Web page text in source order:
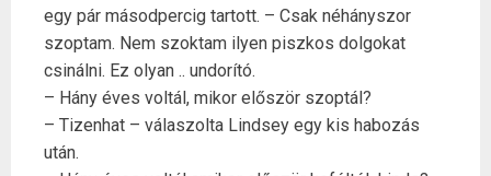
egy pár másodpercig tartott. – Csak néhányszor
szoptam. Nem szoktam ilyen piszkos dolgokat
csinálni. Ez olyan .. undorító.
– Hány éves voltál, mikor először szoptál?
– Tizenhat – válaszolta Lindsey egy kis habozás
után.